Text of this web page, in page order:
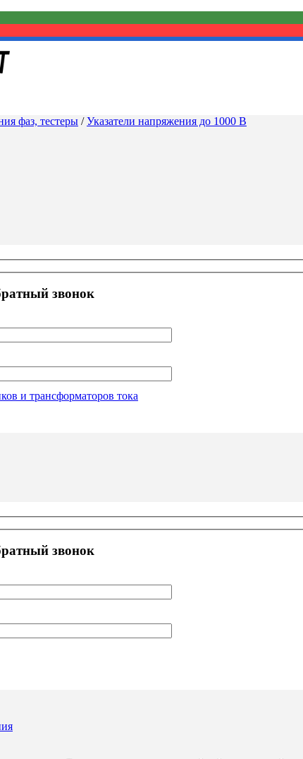
звонок
звонок
и трансформаторов тока
фаз, тестеры /Указатели напряжения до 1000 В
LVD1 Volt Light